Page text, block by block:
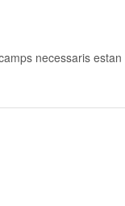
necessaris